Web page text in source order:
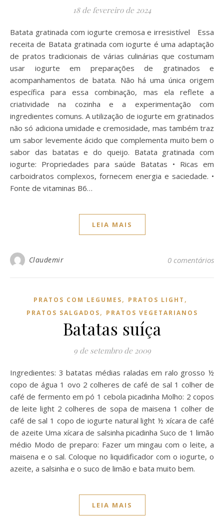
18 de fevereiro de 2024
Batata gratinada com iogurte cremosa e irresistível Essa
receita de Batata gratinada com iogurte é uma adaptação
de pratos tradicionais de várias culinárias que costumam
usar iogurte em preparações de gratinados e
acompanhamentos de batata. Não há uma única origem
específica para essa combinação, mas ela reflete a
criatividade na cozinha e a experimentação com
ingredientes comuns. A utilização de iogurte em gratinados
não só adiciona umidade e cremosidade, mas também traz
um sabor levemente ácido que complementa muito bem o
sabor das batatas e do queijo. Batata gratinada com
iogurte: Propriedades para saúde Batatas • Ricas em
carboidratos complexos, fornecem energia e saciedade. •
Fonte de vitaminas B6…
LEIA MAIS
Claudemir 0 comentários
PRATOS COM LEGUMES, PRATOS LIGHT ,
PRATOS SALGADOS, PRATOS VEGETARIANOS
Batatas suíça
9 de setembro de 2009
Ingredientes: 3 batatas médias raladas em ralo grosso ½
copo de água 1 ovo 2 colheres de café de sal 1 colher de
café de fermento em pó 1 cebola picadinha Molho: 2 copos
de leite light 2 colheres de sopa de maisena 1 colher de
café de sal 1 copo de iogurte natural light ½ xícara de café
de azeite Uma xícara de salsinha picadinha Suco de 1 limão
médio Modo de preparo: Fazer um mingau com o leite, a
maisena e o sal. Coloque no liquidificador com o iogurte, o
azeite, a salsinha e o suco de limão e bata muito bem.
LEIA MAIS